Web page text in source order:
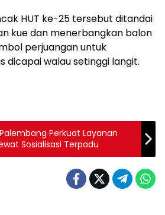
HUT ke-25 tersebut ditandai
kue dan menerbangkan balon
perjuangan untuk
dicapai walau setinggi langit.
Perkuat Layanan
Sosialisasi Terpadu